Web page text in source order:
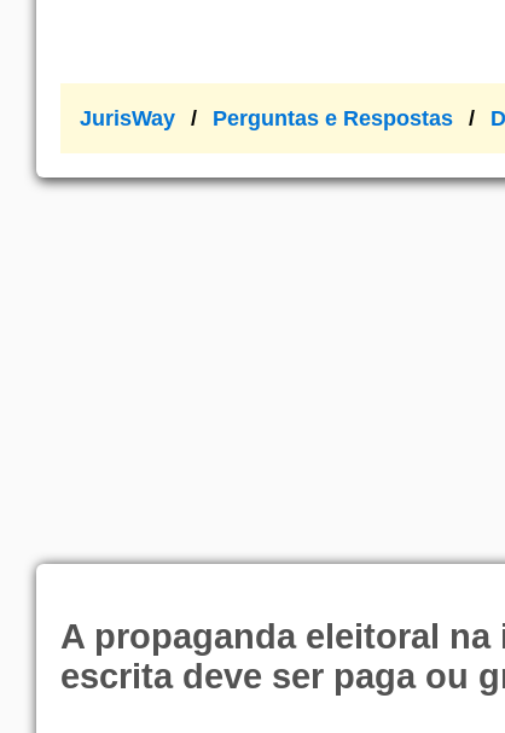
JurisWay Perguntas e Respostas
A propaganda eleitoral na
escrita deve ser paga ou